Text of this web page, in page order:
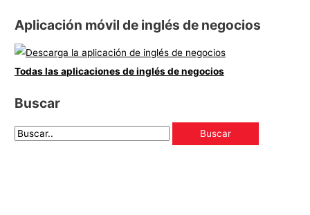
Aplicación móvil de inglés de negocios
Todas las aplicaciones de inglés de negocios
Buscar